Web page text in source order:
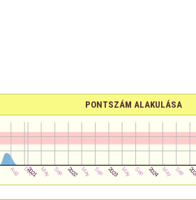
PONTSZÁM ALAKULÁSA